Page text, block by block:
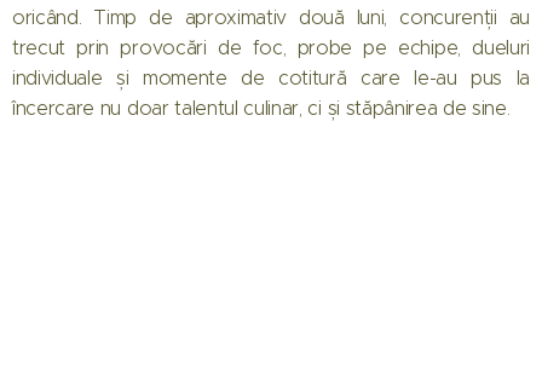
oricând. Timp de aproximativ două luni, concurenții au
trecut prin provocări de foc, probe pe echipe, dueluri
individuale și momente de cotitură care le-au pus la
încercare nu doar talentul culinar, ci și stăpânirea de sine.